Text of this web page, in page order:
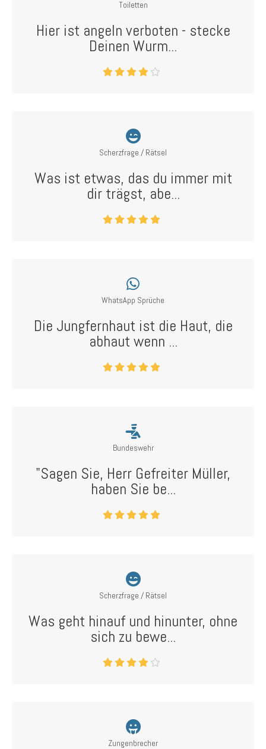
Toiletten
Hier ist angeln verboten - stecke
Deinen Wurm...
Scherzfrage / Rätsel
Was ist etwas, das du immer mit
dir trägst, abe...
WhatsApp Sprüche
Die Jungfernhaut ist die Haut, die
abhaut wenn ...
Bundeswehr
"Sagen Sie, Herr Gefreiter Müller,
haben Sie be...
Scherzfrage / Rätsel
Was geht hinauf und hinunter, ohne
sich zu bewe...
Zungenbrecher